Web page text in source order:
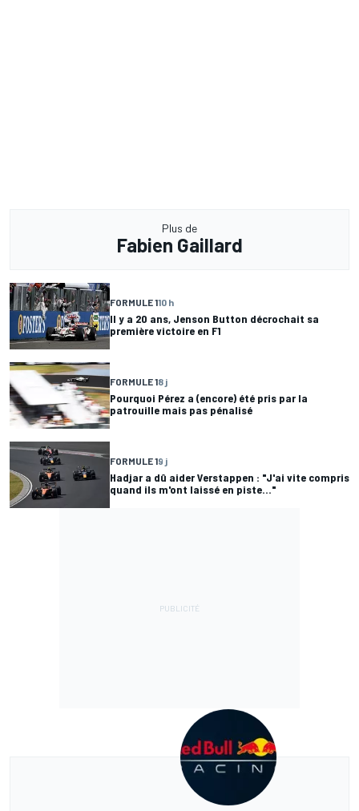
Plus de
Fabien Gaillard
FORMULE 110 h
Il y a 20 ans, Jenson Button décrochait sa
première victoire en F1
FORMULE 18 j
Pourquoi Pérez a (encore) été pris par la
patrouille mais pas pénalisé
FORMULE 19 j
Hadjar a dû aider Verstappen : "J'ai vite compris
quand ils m'ont laissé en piste..."